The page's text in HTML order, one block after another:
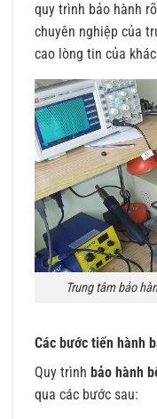
quy trình bảo hành
chuyên nghiệp của
cao lòng tin của
Trung tâm bảo
Các bước tiến hành
Quy trình bảo hành
qua các bước sau: